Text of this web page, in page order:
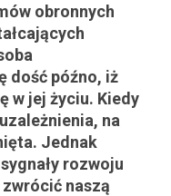
obronnych
dość późno, iż
w jej życiu. Kiedy
na
Jednak
rozwoju
naszą